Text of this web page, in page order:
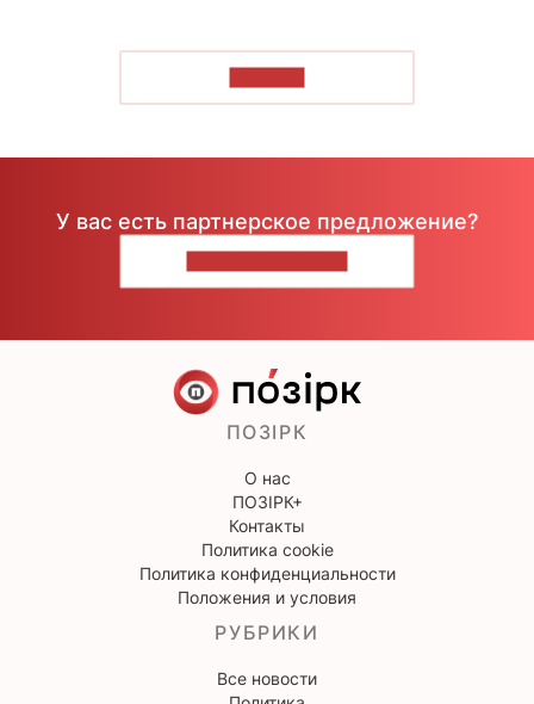
У вас есть партнерское предложение?
ПОЗІРК
О нас
ПОЗІРК+
Контакты
Политика cookie
Политика конфиденциальности
Положения и условия
РУБРИКИ
Все новости